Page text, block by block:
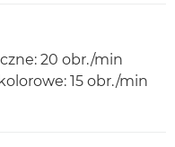
20 obr./min
15 obr./min